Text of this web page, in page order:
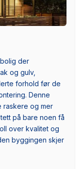
der
og gulv,
forhold før de
Denne
raskere og mer
på bare noen få
over kvalitet og
byggingen skjer